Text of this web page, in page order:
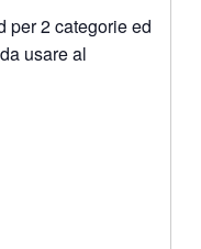
per 2 categorie ed
usare al